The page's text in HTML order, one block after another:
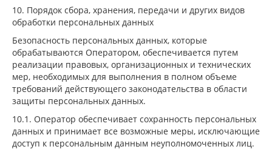
10. Порядок сбора, хранения, передачи и других видов
обработки персональных данных
Безопасность персональных данных, которые
обрабатываются Оператором, обеспечивается путем
реализации правовых, организационных и технических
мер, необходимых для выполнения в полном объеме
требований действующего законодательства в области
защиты персональных данных.
10.1. Оператор обеспечивает сохранность персональных
данных и принимает все возможные меры, исключающие
доступ к персональным данным неуполномоченных лиц.